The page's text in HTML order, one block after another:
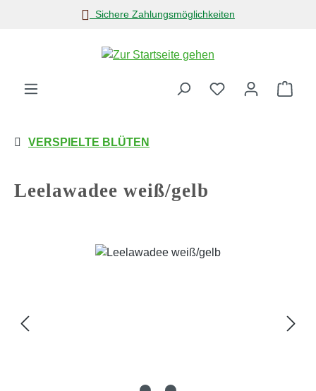
Zum Hauptinhalt springenSichere Zahlungsmöglichkeiten
VERSPIELTE BLÜTEN
Leelawadee weiß/gelb
Bildergalerie überspringen